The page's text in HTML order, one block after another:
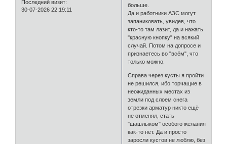
Последний визит:
30-07-2026 22:19:11
больше.
Да и работники АЗС могут
запаниковать, увидев, что
кто-то там лазит, да и нажать
"красную кнопку" на всякий
случай. Потом на допросе и
признаетесь во "всём", что
только можно.
Справа через кусты я пройти
не решился, ибо торчащие в
неожиданных местах из
земли под слоем снега
отрезки арматур никто ещё
не отменял, стать
"шашлыком" особого желания
как-то нет. Да и просто
заросли кустов не люблю, без